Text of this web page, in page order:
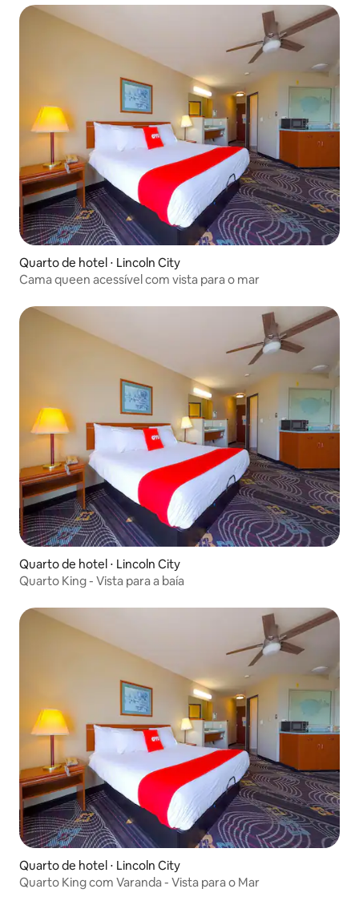
Quarto de hotel ⋅ Lincoln City
Cama queen acessível com vista para o mar
Quarto de hotel ⋅ Lincoln City
Quarto King - Vista para a baía
Quarto de hotel ⋅ Lincoln City
Quarto King com Varanda - Vista para o Mar